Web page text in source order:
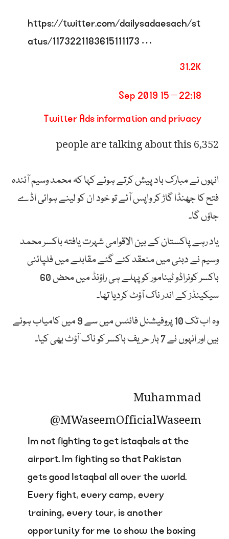
https://twitter.com/dailysadaesach/st
atus/1173221183615111173 …
31.2K
22:18 – 15 Sep 2019
Twitter Ads information and privacy
6,352 people are talking about this
انہوں نے مبارک باد پیش کرتے ہوئے کہا کہ محمد وسیم آئندہ
فتح کا جھنڈا گاڑ کر واپس آئے تو خود ان کو لینے ہوائی اڈے
جاؤں گا۔
یاد رہے پاکستان کے بین الاقوامی شہرت یافتہ باکسر محمد
وسیم نے دبئی میں منعقد کئے گئے مقابلے میں فلپائنی
باکسر کونراڈو ٹینامور کو پہلے ہی راؤنڈ میں محض 60
سیکینڈز کے اندر ناک آؤٹ کردیا تھا۔
وہ اب تک 10 پروفیشنل فائٹس میں سے 9 میں کامیاب ہوئے
ہیں اور انہوں نے 7 بار حریف باکسر کو ناک آؤٹ بھی کیا۔
Muhammad
Waseem
@MWaseemOfficial
Im not fighting to get istaqbals at the
airport. Im fighting so that Pakistan
gets good Istaqbal all over the world.
Every fight, every camp, every
training, every tour, is another
opportunity for me to show the boxing